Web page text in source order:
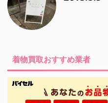
着物買取おすすめ業者